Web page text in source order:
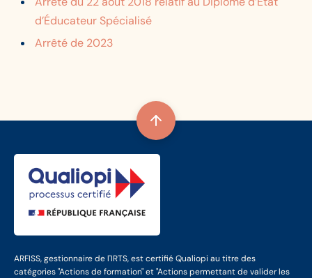
d’Éducateur Spécialisé
Arrêté de 2023
ARFISS, gestionnaire de l'IRTS, est certifié Qualiopi au titre des
catégories "Actions de formation" et "Actions permettant de valider les